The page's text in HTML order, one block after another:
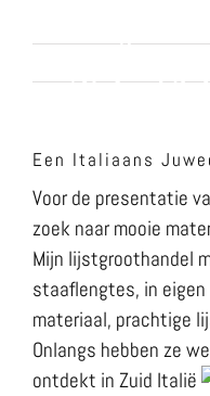
naar
inhoud
Een Italiaans
Voor de presentatie
zoek naar mooie
Mijn lijstgroothandel
staaflengtes, in
materiaal, prachtige
Onlangs hebben ze
ontdekt in Zuid Italië